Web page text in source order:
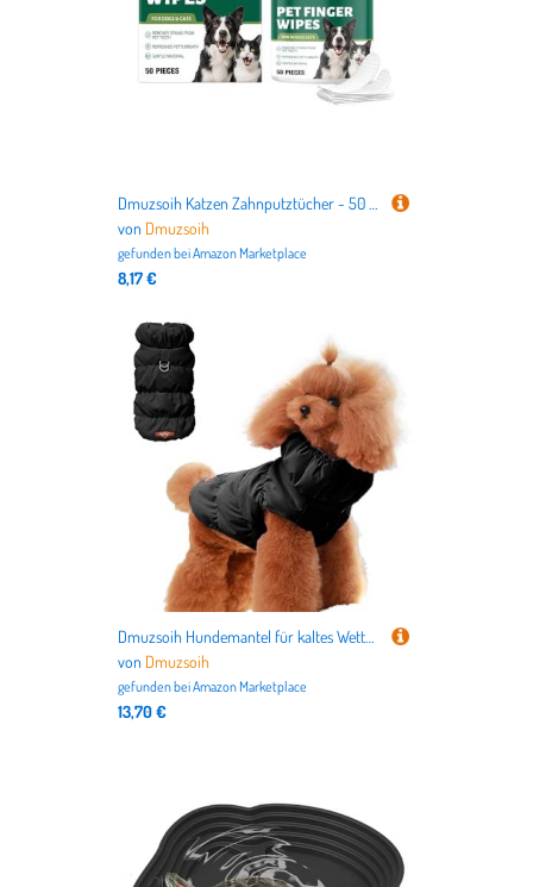
Dmuzsoih Katzen Zahnputztücher - 50 Stück Hunde Fingerzahnbürste - Badezubehör Für Haustiere | Für Unterwegs Zuhause Draußen Drinnen
von Dmuzsoih
gefunden beiAmazon Marketplace
8,17 €
Dmuzsoih Hundemantel für kaltes Wetter – Wintermantel aus Baumwolle, winddicht, Hunde-Wintermantel, Kleidung, gemütliche Schneejacke, Weste für Welpen, kleine, mittelgroße und große Hunde
von Dmuzsoih
gefunden beiAmazon Marketplace
13,70 €